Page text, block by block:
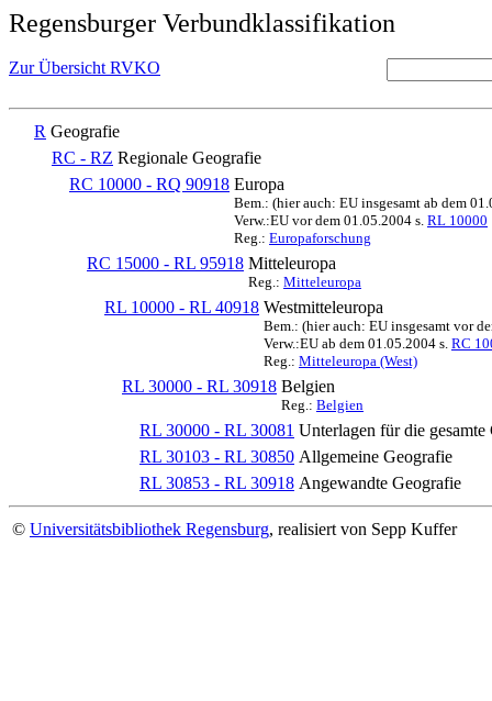
Regensburger Verbundklassifikation
Zur Übersicht RVKO
R Geografie
RC - RZ Regionale Geografie
RC 10000 - RQ 90918 Europa
Bem.: (hier auch: EU insgesamt ab dem
Verw.:EU vor dem 01.05.2004 s. RL 10000
Reg.: Europaforschung
RC 15000 - RL 95918 Mitteleuropa
Reg.: Mitteleuropa
RL 10000 - RL 40918 Westmitteleuropa
Bem.: (hier auch: EU insgesamt vor
Verw.:EU ab dem 01.05.2004 s. RC
Reg.: Mitteleuropa (West)
RL 30000 - RL 30918 Belgien
Reg.: Belgien
RL 30000 - RL 30081 Unterlagen für die gesamte
RL 30103 - RL 30850 Allgemeine Geografie
RL 30853 - RL 30918 Angewandte Geografie
© Universitätsbibliothek Regensburg, realisiert von Sepp Kuffer